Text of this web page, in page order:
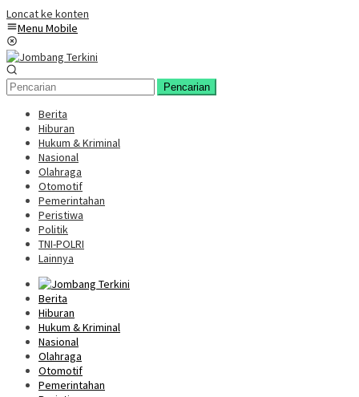
Loncat ke konten
Menu Mobile
Pencarian
Berita
Hiburan
Hukum & Kriminal
Nasional
Olahraga
Otomotif
Pemerintahan
Peristiwa
Politik
TNI-POLRI
Lainnya
Berita
Hiburan
Hukum & Kriminal
Nasional
Olahraga
Otomotif
Pemerintahan